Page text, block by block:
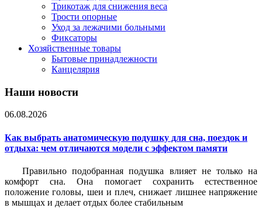
Трикотаж для снижения веса
Трости опорные
Уход за лежачими больными
Фиксаторы
Хозяйственные товары
Бытовые принадлежности
Канцелярия
Наши новости
06.08.2026
Как выбрать анатомическую подушку для сна, поездок и
отдыха: чем отличаются модели с эффектом памяти
Правильно подобранная подушка влияет не только на
комфорт сна. Она помогает сохранить естественное
положение головы, шеи и плеч, снижает лишнее напряжение
в мышцах и делает отдых более стабильным